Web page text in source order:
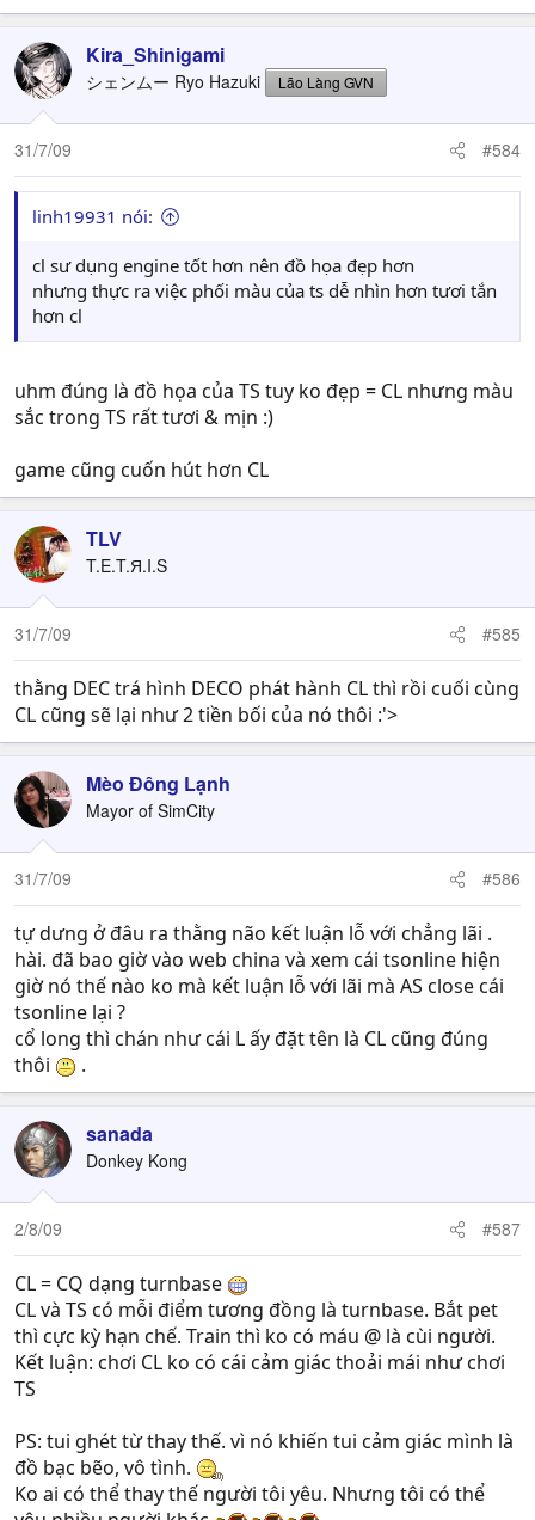
Kira_Shinigami
シェンムー Ryo Hazuki Lão Làng GVN
31/7/09 #584
linh19931 nói:
cl sư dụng engine tốt hơn nên đồ họa đẹp hơn
nhưng thực ra việc phối màu của ts dễ nhìn hơn tươi tắn
hơn cl
uhm đúng là đồ họa của TS tuy ko đẹp = CL nhưng màu
sắc trong TS rất tươi & mịn :)
game cũng cuốn hút hơn CL
TLV
T.E.T.Я.I.S
31/7/09 #585
thằng DEC trá hình DECO phát hành CL thì rồi cuối cùng
CL cũng sẽ lại như 2 tiền bối của nó thôi :'>
Mèo Đông Lạnh
Mayor of SimCity
31/7/09 #586
tự dưng ở đâu ra thằng não kết luận lỗ với chẳng lãi .
hài. đã bao giờ vào web china và xem cái tsonline hiện
giờ nó thế nào ko mà kết luận lỗ với lãi mà AS close cái
tsonline lại ?
cổ long thì chán như cái L ấy đặt tên là CL cũng đúng
thôi
.
sanada
Donkey Kong
2/8/09 #587
CL = CQ dạng turnbase
CL và TS có mỗi điểm tương đồng là turnbase. Bắt pet
thì cực kỳ hạn chế. Train thì ko có máu @ là cùi người.
Kết luận: chơi CL ko có cái cảm giác thoải mái như chơi
TS
PS: tui ghét từ thay thế. vì nó khiến tui cảm giác mình là
đồ bạc bẽo, vô tình.
Ko ai có thể thay thế người tôi yêu. Nhưng tôi có thể